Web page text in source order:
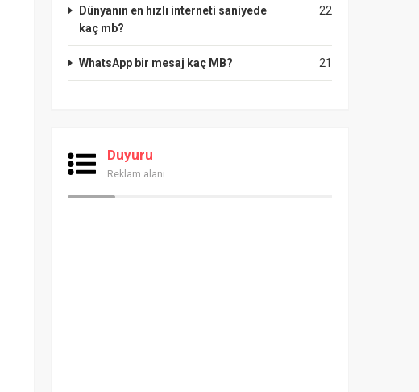
22
Dünyanın en hızlı interneti saniyede
kaç mb?
21
WhatsApp bir mesaj kaç MB?
Duyuru
Reklam alanı